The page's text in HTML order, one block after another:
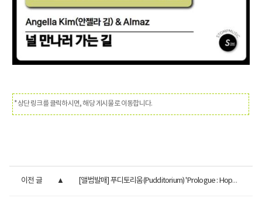
*상단 링크를 클릭하시면, 해당 게시물로 이동합니다.
이전 글 [앨범발매] 푸디토리움(Pudditorium) 'Prologue : Hope' Live Clip